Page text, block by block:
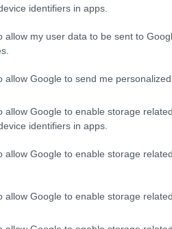
identifiers in apps.
allow my user data to be sent to
allow Google to send me personalized
allow Google to enable storage
identifiers in apps.
allow Google to enable storage
allow Google to enable storage
τα 7 γράμματά της και
καθώς οι προσωποποιήσεις, οι
την Έκθεση ως διαχρονικά νήματα.
μόνον τους θεούς του κατ’ εικόνα
τις έννοιες, τις ιδέες και τους